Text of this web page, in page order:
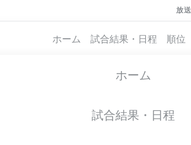
放
ホーム 試合結果・日程 順位
ホーム
試合結果・日程